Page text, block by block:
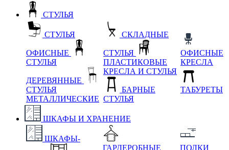
СТУЛЬЯ
СТУЛЬЯ
ОФИСНЫЕ
СТУЛЬЯ
ДЕРЕВЯННЫЕ
СТУЛЬЯ
МЕТАЛЛИЧЕСКИЕ
СКЛАДНЫЕ
СТУЛЬЯ
ПЛАСТИКОВЫЕ
КРЕСЛА И СТУЛЬЯ
БАРНЫЕ
СТУЛЬЯ
ОФИСНЫЕ
КРЕСЛА
ТАБУРЕТЫ
ШКАФЫ И ХРАНЕНИЕ
ШКАФЫ-
ГАРДЕРОБНЫЕ
ПОЛКИ